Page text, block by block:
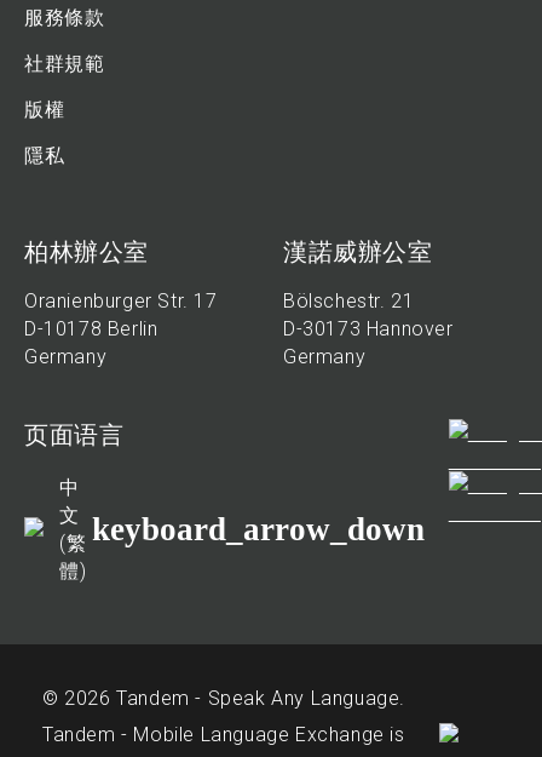
服務條款
社群規範
版權
隱私
柏林辦公室
Oranienburger Str. 17
D-10178 Berlin
Germany
漢諾威辦公室
Bölschestr. 21
D-30173 Hannover
Germany
页面语言
中
文
(繁
體)
keyboard_arrow_down
© 2026 Tandem - Speak Any Language.
Tandem - Mobile Language Exchange is